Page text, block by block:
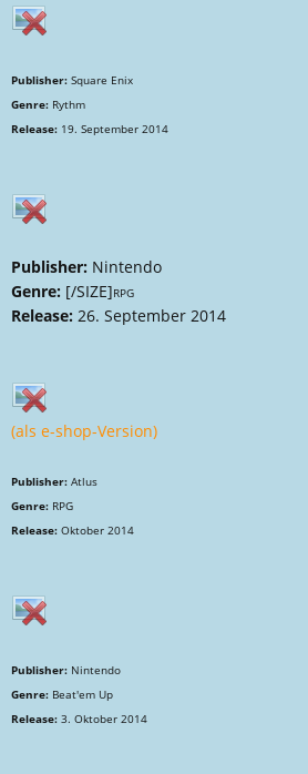
Publisher: Square Enix
Genre: Rythm
Release: 19. September 2014
Publisher: Nintendo
Genre: [/SIZE]RPG
Release: 26. September 2014
(als e-shop-Version)
Publisher: Atlus
Genre: RPG
Release: Oktober 2014
Publisher: Nintendo
Genre: Beat'em Up
Release: 3. Oktober 2014